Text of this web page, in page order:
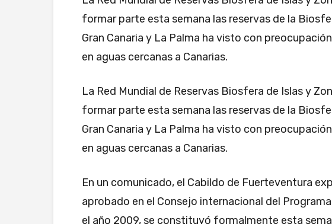
formar parte esta semana las reservas de la
Gran Canaria y La Palma ha visto con
en aguas cercanas a Canarias.
La Red Mundial de Reservas Biosfera de Islas y
formar parte esta semana las reservas de la
Gran Canaria y La Palma ha visto con
en aguas cercanas a Canarias.
En un comunicado, el Cabildo de Fuerteventura
aprobado en el Consejo internacional del
el año 2009, se constituyó formalmente esta